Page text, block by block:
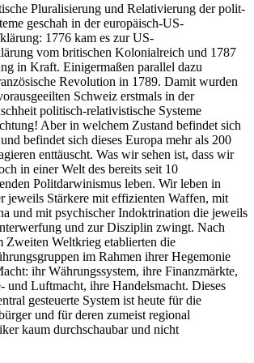
Pluralisierung und Relativierung der polit-
geschah in der europäisch-US-
1776 kam es zur US-
vom britischen Kolonialreich und 1787
in Kraft. Einigermaßen parallel dazu
Revolution in 1789. Damit wurden
Schweiz erstmals in der
politisch-relativistische Systeme
Aber in welchem Zustand befindet sich
befindet sich dieses Europa mehr als 200
enttäuscht. Was wir sehen ist, dass wir
in einer Welt des bereits seit 10
Politdarwinismus leben. Wir leben in
jeweils Stärkere mit effizienten Waffen, mit
und mit psychischer Indoktrination die jeweils
und zur Disziplin zwingt. Nach
Zweiten Weltkrieg etablierten die
im Rahmen ihrer Hegemonie
ihr Währungssystem, ihre Finanzmärkte,
und Luftmacht, ihre Handelsmacht. Dieses
gesteuerte System ist heute für die
und für deren zumeist regional
kaum durchschaubar und nicht